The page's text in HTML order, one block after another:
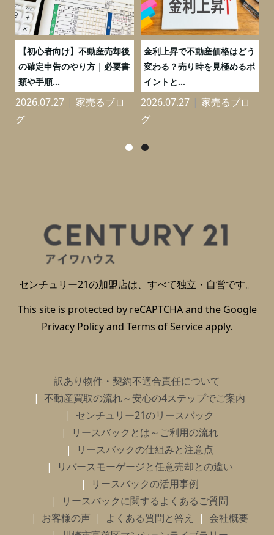
【初心者向け】不動産売却後
の確定申告のやり方｜必要書
類や手順...
2026.07.27
家売るブロ
グ
金利上昇で不動産価格はどう
変わる？売り時を見極めるポ
イントと...
2026.07.27
家売るブロ
グ
センチュリー21の加盟店は、すべて独立・自営です。
This site is protected by reCAPTCHA and the Google
Privacy Policyand Terms of Serviceapply.
訳あり物件・契約不適合責任について
不動産買取の流れ～安心の4ステップでご案内
センチュリー21のリースバック
リースバックとは～ご利用の流れ
リースバックの仕組みと注意点
リバースモーゲージと任意売却との違い
リースバックの活用事例
リースバックに関するよくあるご質問
お客様の声
よくある質問と答え
会社概要